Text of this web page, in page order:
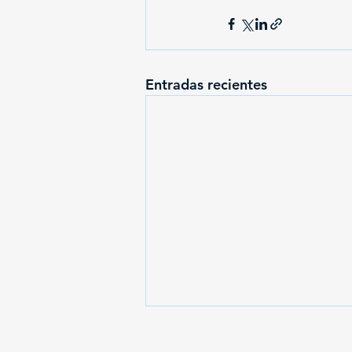
Entradas recientes